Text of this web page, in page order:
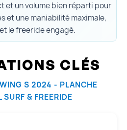
et un volume bien réparti pour
et une maniabilité maximale,
le freeride engagé.
CLÉS
S 2024 - PLANCHE
& FREERIDE